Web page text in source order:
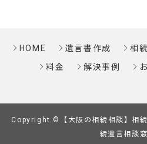
HOME 遺言書作成 相
料金
解決事例
Copyright ©【大阪の相続相談】相
続遺言相談窓